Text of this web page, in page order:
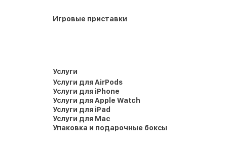
Игровые приставки
Услуги
Услуги для AirPods
Услуги для iPhone
Услуги для Apple Watch
Услуги для iPad
Услуги для Mac
Упаковка и подарочные боксы